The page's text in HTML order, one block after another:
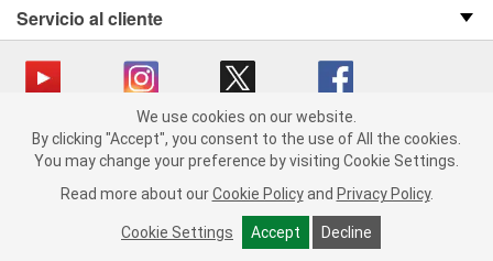
We use cookies on our website. By clicking "Accept", you consent
to the use of All the cookies.
You may change your preference by visiting Cookie Settings.
Read more about our Cookie Policy and Privacy Policy.
Cookie Settings Accept Decline
Servicio al cliente
Copyright © 2008-2026 O’Reilly Auto Parts v OST_3.2.0.0.729 (3) cv1361
catalog_main
Política de privacidad
Ley de transparencia en las cadenas de suministro
We use cookies on our website.
By clicking "Accept", you consent to the use of All the cookies.
You may change your preference by visiting Cookie Settings.
Read more about our Cookie Policy and Privacy Policy.
Cookie Settings Accept Decline